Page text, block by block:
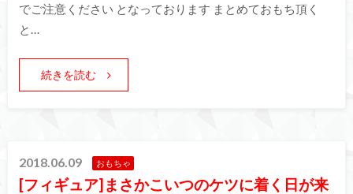
でご注意ください となっております まとめておもち頂く
と…
続きを読む
2018.06.09 おもちゃ
[フィギュア]まさかこいつのケツに着く日が来